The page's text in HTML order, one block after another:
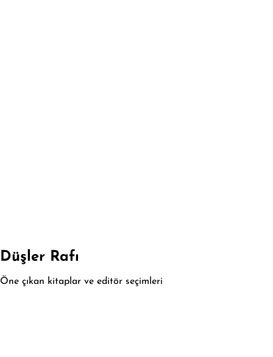
Düşler Rafı
Öne çıkan kitaplar ve editör seçimleri